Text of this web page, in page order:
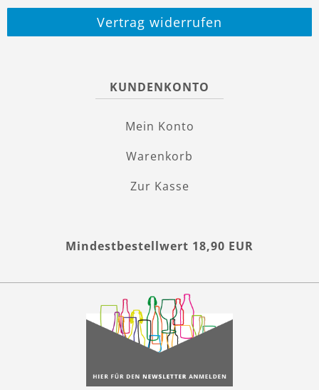
Vertrag widerrufen
KUNDENKONTO
Mein Konto
Warenkorb
Zur Kasse
Mindestbestellwert 18,90 EUR